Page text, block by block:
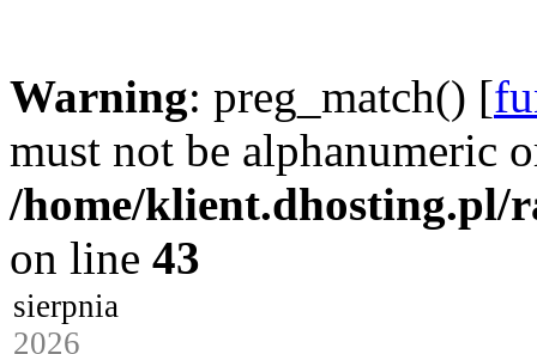
Warning: preg_match() [
must not be alphanumeric
/home/klient.dhosting.pl/
on line 43
sierpnia
2026